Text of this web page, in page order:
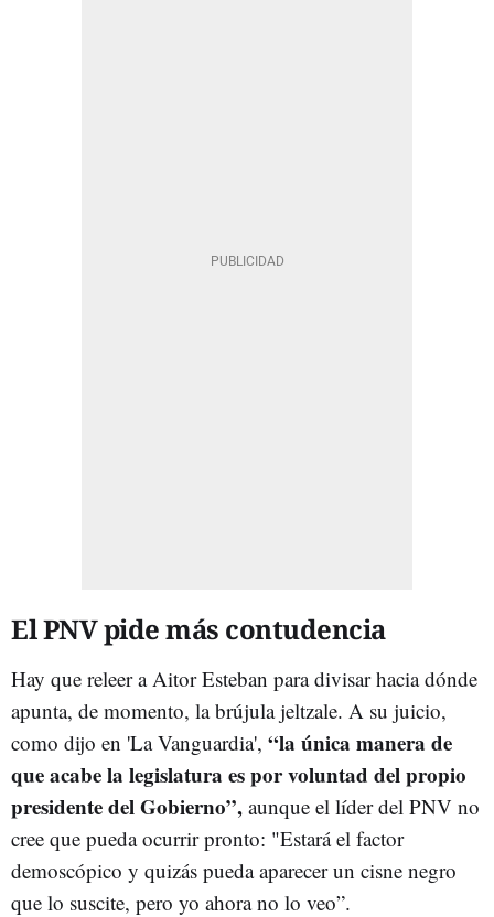
El PNV pide más contudencia
Hay que releer a Aitor Esteban para divisar hacia dónde
apunta, de momento, la brújula jeltzale. A su juicio,
como dijo en 'La Vanguardia', “la única manera de
que acabe la legislatura es por voluntad del propio
presidente del Gobierno”, aunque el líder del PNV no
cree que pueda ocurrir pronto: "Estará el factor
demoscópico y quizás pueda aparecer un cisne negro
que lo suscite, pero yo ahora no lo veo”.